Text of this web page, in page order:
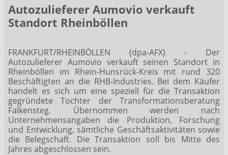
Autozulieferer Aumovio verkauft
Standort Rheinböllen
FRANKFURT/RHEINBÖLLEN (dpa-AFX) - Der
Autozulieferer Aumovio verkauft seinen Standort in
Rheinböllen im Rhein-Hunsrück-Kreis mit rund 320
Beschäftigten an die RHB-Industries. Bei dem Käufer
handelt es sich um eine speziell für die Transaktion
gegründete Tochter der Transformationsberatung
Falkensteg. Übernommen werden nach
Unternehmensangaben die Produktion, Forschung
und Entwicklung, sämtliche Geschäftsaktivitäten sowie
die Belegschaft. Die Transaktion soll bis Mitte des
Jahres abgeschlossen sein.